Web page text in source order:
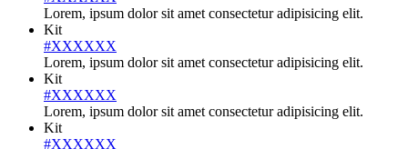
Lorem, ipsum dolor sit amet consectetur adipisicing elit.
Kit
#XXXXXX
Lorem, ipsum dolor sit amet consectetur adipisicing elit.
Kit
#XXXXXX
Lorem, ipsum dolor sit amet consectetur adipisicing elit.
Kit
#XXXXXX